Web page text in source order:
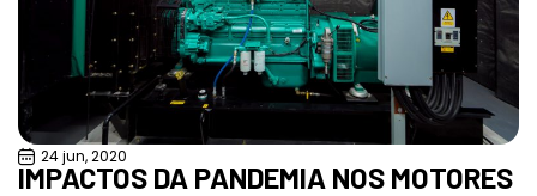
24 jun, 2020
IMPACTOS DA PANDEMIA NOS MOTORES